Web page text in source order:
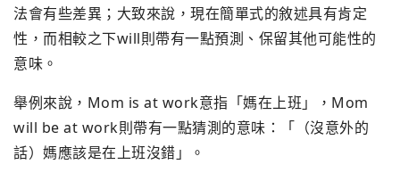
法會有些差異；大致來說，現在簡單式的敘述具有肯定
性，而相較之下will則帶有一點預測、保留其他可能性的
意味。
舉例來說，Mom is at work意指「媽在上班」，Mom
will be at work則帶有一點猜測的意味：「（沒意外的
話）媽應該是在上班沒錯」。